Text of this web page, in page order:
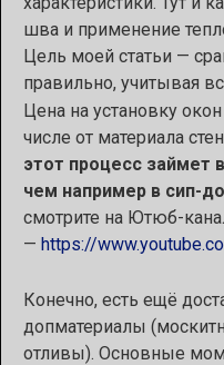
шва и применение
Цель моей статьи —
правильно, учитывая
Цена на установку
числе от материала
этот процесс займет
чем например в сип-
смотрите на Ютюб-
— https://
Конечно, есть ещё
допматериалы
отливы). Основные